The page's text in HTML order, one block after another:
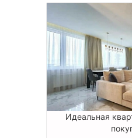
Идеальная